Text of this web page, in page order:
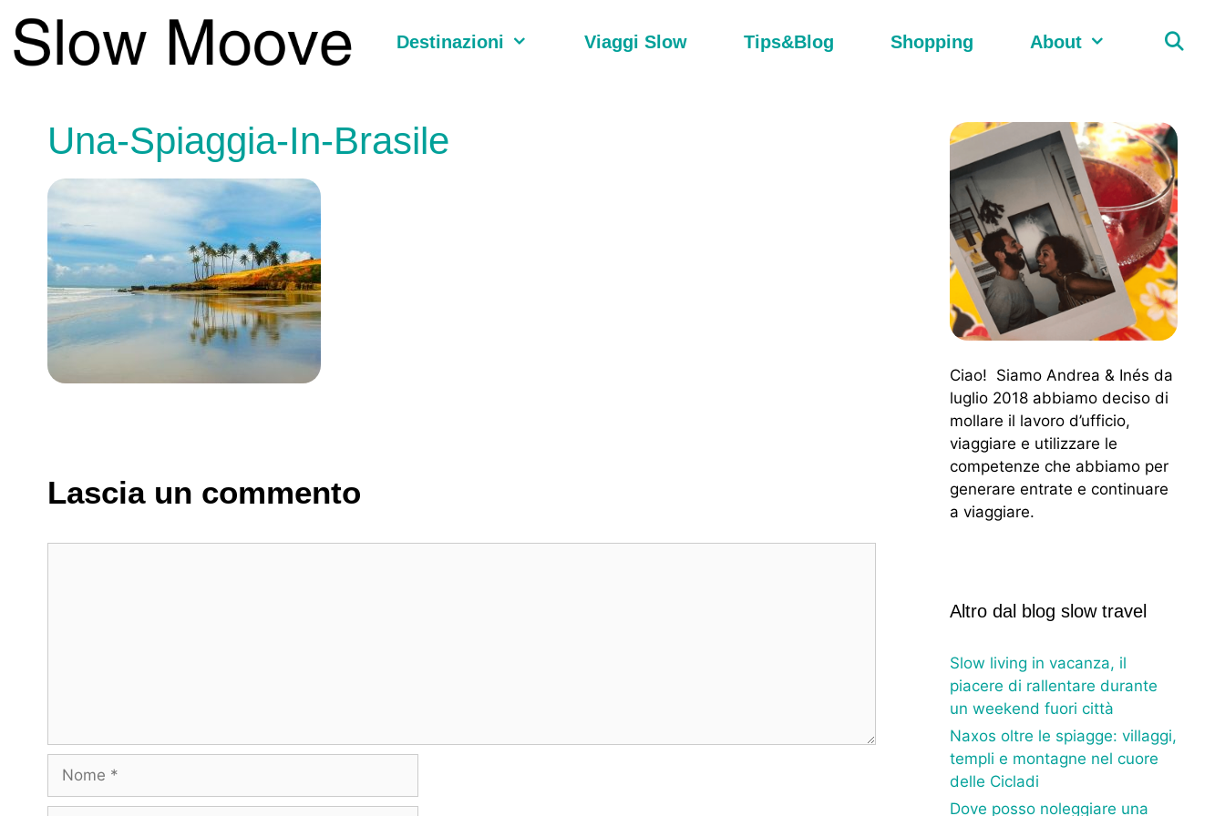
contenuto
Destinazioni Viaggi Slow Tips&Blog Shopping About
Una-Spiaggia-In-Brasile
Lascia un commento
Nome
Ciao! Siamo Andrea & Inés da
luglio 2018 abbiamo deciso di
mollare il lavoro d’ufficio,
viaggiare e utilizzare le
competenze che abbiamo per
generare entrate e continuare
a viaggiare.
Altro dal blog slow travel
Slow living in vacanza, il
piacere di rallentare durante
un weekend fuori città
Naxos oltre le spiagge: villaggi,
templi e montagne nel cuore
delle Cicladi
Dove posso noleggiare una